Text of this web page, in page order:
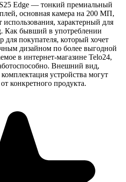
Edge — тонкий премиальный
основная камера на 200 МП,
характерный для
Как бывший в употреблении
для покупателя, который хочет
дизайном по более выгодной
в интернет-магазине Telo24,
Внешний вид,
устройства могут
конкретного продукта.